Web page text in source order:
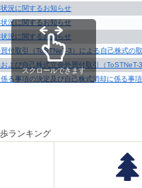
況に関するお知らせ
況に関するお知らせ
況に関するお知らせ
付取引（ToSTNeT-3）による自己株式の
よび自己株式立会外買付取引（
る事項の決定及び自己株式消却に係る事
スクロールできます
ランキング